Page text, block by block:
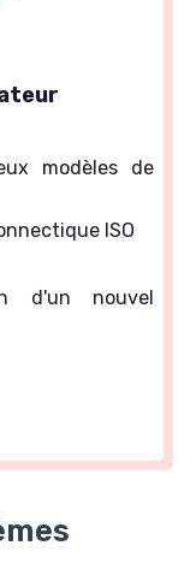
modèles de
ISO
d'un nouvel